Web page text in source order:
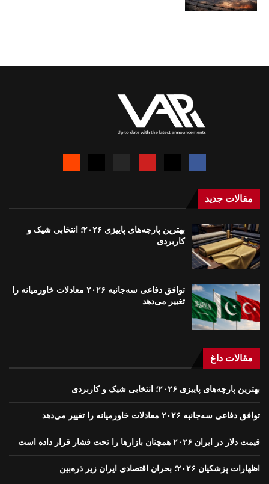
مقالات جدید
بهترین پارچه‌های پاییزی ۲۰۲۶؛ انتخابی شیک و
کاربردی
توافق دفاعی سه‌جانبه ۲۰۲۶ معادلات خاورمیانه را
تغییر می‌دهد
مقالات داغ
بهترین پارچه‌های پاییزی ۲۰۲۶؛ انتخابی شیک و کاربردی
توافق دفاعی سه‌جانبه ۲۰۲۶ معادلات خاورمیانه را تغییر می‌دهد
قیمت دلار در ایران ۲۰۲۶ همچنان بازارها را تحت فشار قرار داده است
اظهارات پزشکیان ۲۰۲۶؛ بحران اقتصادی ایران زیر ذره‌بین